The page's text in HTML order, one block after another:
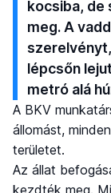
kocsiba, de
meg. A
lépcsőn
metró alá
A BKV
állomást,
területet.
Az állat
kezdték meg.